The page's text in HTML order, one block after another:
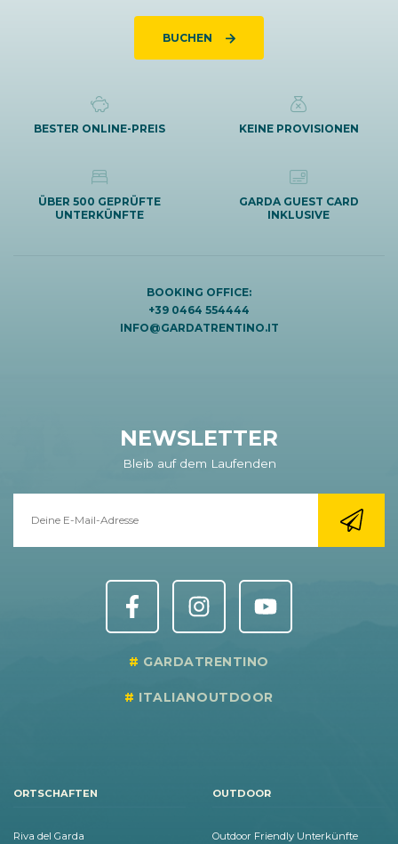
BUCHEN
BESTER ONLINE-PREIS KEINE PROVISIONEN
ÜBER 500 GEPRÜFTE
UNTERKÜNFTE
GARDA GUEST CARD
INKLUSIVE
BOOKING OFFICE:
+39 0464 554444
INFO@GARDATRENTINO.IT
NEWSLETTER
Bleib auf dem Laufenden
GARDATRENTINO
ITALIANOUTDOOR
ORTSCHAFTEN
Riva del Garda
OUTDOOR
Outdoor Friendly Unterkünfte